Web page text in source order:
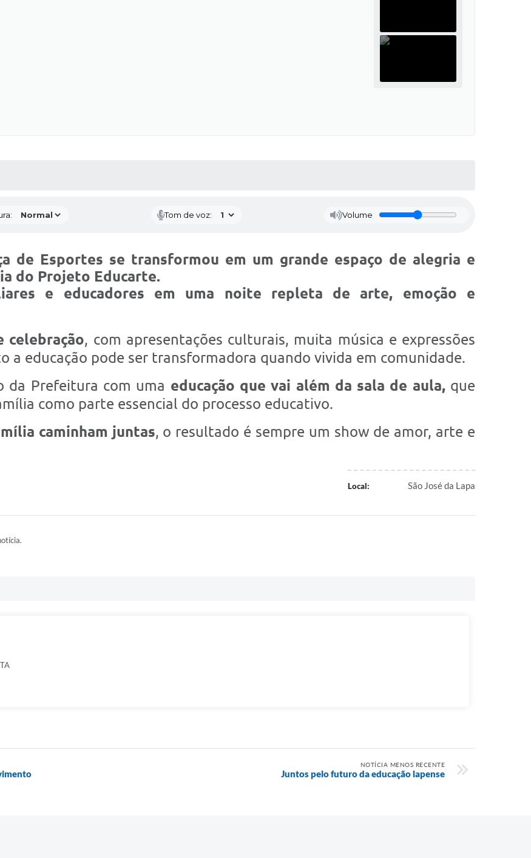
Tom de voz: Volume
de Esportes se transformou em um grande espaço de alegria e
do Projeto Educarte.
e educadores em uma noite repleta de arte, emoção e
celebração, com apresentações culturais, muita música e expressões
a educação pode ser transformadora quando vivida em comunidade.
da Prefeitura com uma educação que vai além da sala de aula, que
como parte essencial do processo educativo.
caminham juntas, o resultado é sempre um show de amor, arte e
Local: São José da Lapa
NOTÍCIA MENOS RECENTE
Juntos pelo futuro da educação lapense